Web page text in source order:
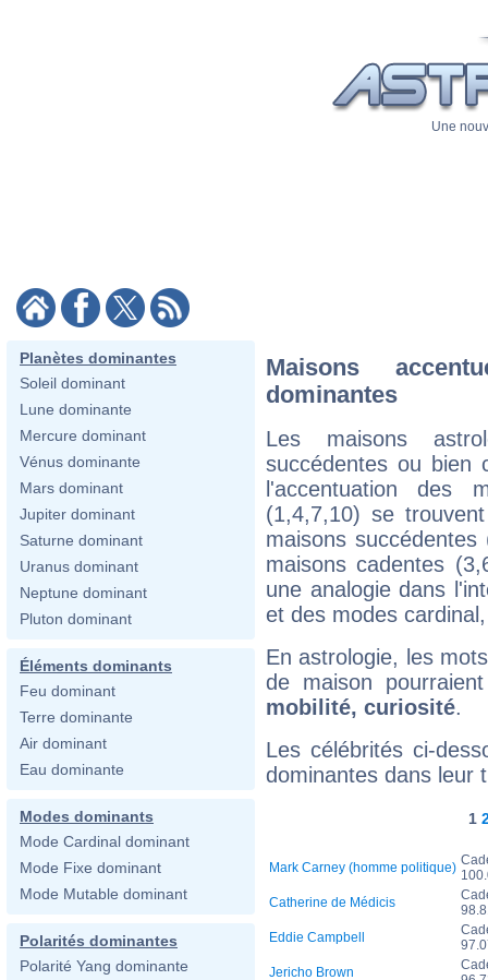
Une
Planètes dominantes
Soleil dominant
Lune dominante
Mercure dominant
Vénus dominante
Mars dominant
Jupiter dominant
Saturne dominant
Uranus dominant
Neptune dominant
Pluton dominant
Éléments dominants
Feu dominant
Terre dominante
Air dominant
Eau dominante
Modes dominants
Mode Cardinal dominant
Mode Fixe dominant
Mode Mutable dominant
Polarités dominantes
Polarité Yang dominante
Maisons
dominantes
Les maisons
succédentes ou bien
l'accentuation des
(1,4,7,10) se
maisons
maisons cadentes
une analogie dans
et des modes
En astrologie, les
de maison
mobilité, curiosité.
Les célébrités ci-
dominantes dans leur
1
Mark Carney (homme politique)
Catherine de Médicis
Eddie Campbell
Jericho Brown